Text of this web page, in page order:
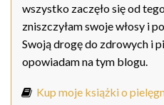
wszystko zaczęło się od
zniszczyłam swoje włosy i
Swoją drogę do zdrowych i
opowiadam na tym blogu.
Kup moje książki o